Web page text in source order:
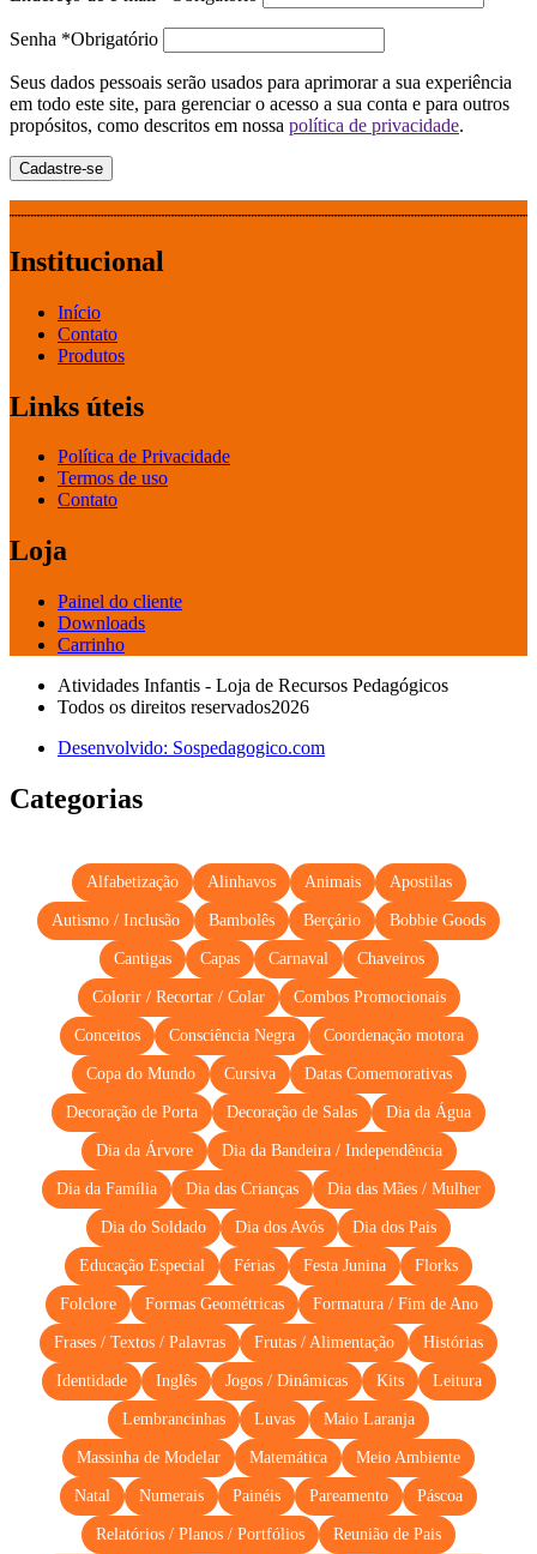
Senha *Obrigatório
Seus dados pessoais serão usados para aprimorar a sua experiência
em todo este site, para gerenciar o acesso a sua conta e para outros
propósitos, como descritos em nossa política de privacidade.
Cadastre-se
Institucional
Início
Contato
Produtos
Links úteis
Política de Privacidade
Termos de uso
Contato
Loja
Painel do cliente
Downloads
Carrinho
Atividades Infantis - Loja de Recursos Pedagógicos
Todos os direitos reservados2026
Desenvolvido: Sospedagogico.com
Categorias
Alfabetização Alinhavos Animais Apostilas
Autismo / Inclusão Bambolês Berçário Bobbie Goods
Cantigas Capas Carnaval Chaveiros
Colorir / Recortar / Colar Combos Promocionais
Conceitos Consciência Negra Coordenação motora
Copa do Mundo Cursiva Datas Comemorativas
Decoração de Porta Decoração de Salas Dia da Água
Dia da Árvore Dia da Bandeira / Independência
Dia da Família Dia das Crianças Dia das Mães / Mulher
Dia do Soldado Dia dos Avós Dia dos Pais
Educação Especial Férias Festa Junina Florks
Folclore Formas Geométricas Formatura / Fim de Ano
Frases / Textos / Palavras Frutas / Alimentação Histórias
Identidade Inglês Jogos / Dinâmicas Kits Leitura
Lembrancinhas Luvas Maio Laranja
Massinha de Modelar Matemática Meio Ambiente
Natal Numerais Painéis Pareamento Páscoa
Relatórios / Planos / Portfólios Reunião de Pais